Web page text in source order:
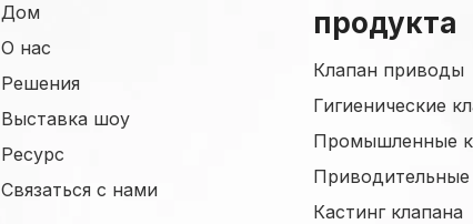
Дом
О нас
Решения
Выставка шоу
Ресурс
Связаться с нами
продукта
Клапан приводы
Гигиенические
Промышленные
Приводительные
Кастинг клапана